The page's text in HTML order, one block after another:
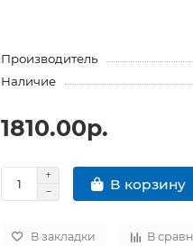
Производитель
Наличие
1810.00р.
В корзину
В закладки В